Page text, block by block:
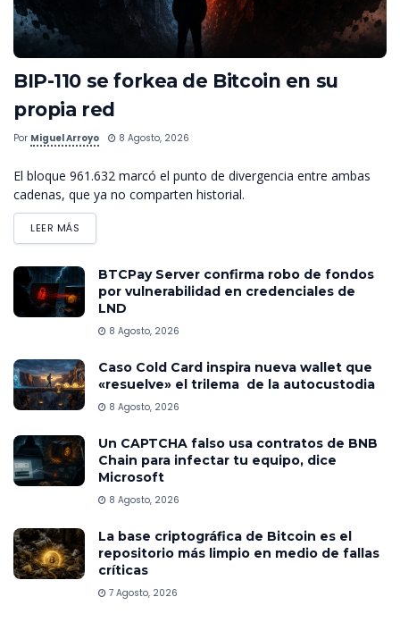
BIP-110 se forkea de Bitcoin en su
propia red
Por Miguel Arroyo 8 Agosto, 2026
El bloque 961.632 marcó el punto de divergencia entre ambas
cadenas, que ya no comparten historial.
LEER MÁS
BTCPay Server confirma robo de fondos
por vulnerabilidad en credenciales de
LND
8 Agosto, 2026
Caso Cold Card inspira nueva wallet que
«resuelve» el trilema de la autocustodia
8 Agosto, 2026
Un CAPTCHA falso usa contratos de BNB
Chain para infectar tu equipo, dice
Microsoft
8 Agosto, 2026
La base criptográfica de Bitcoin es el
repositorio más limpio en medio de fallas
críticas
7 Agosto, 2026